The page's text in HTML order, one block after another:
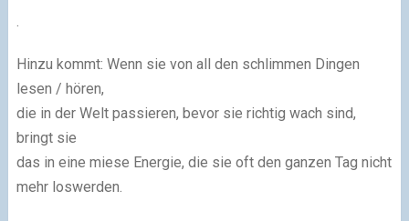
.
Hinzu kommt: Wenn sie von all den schlimmen Dingen
lesen / hören,
die in der Welt passieren, bevor sie richtig wach sind,
bringt sie
das in eine miese Energie, die sie oft den ganzen Tag nicht
mehr loswerden.